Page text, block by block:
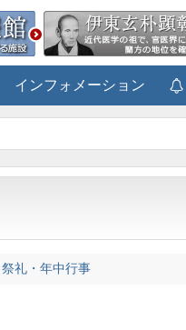
インフォメーション
祭礼・年中行事